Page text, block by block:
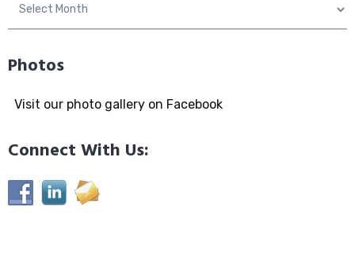
Archive
Photos
Visit our photo gallery on Facebook
Connect With Us: